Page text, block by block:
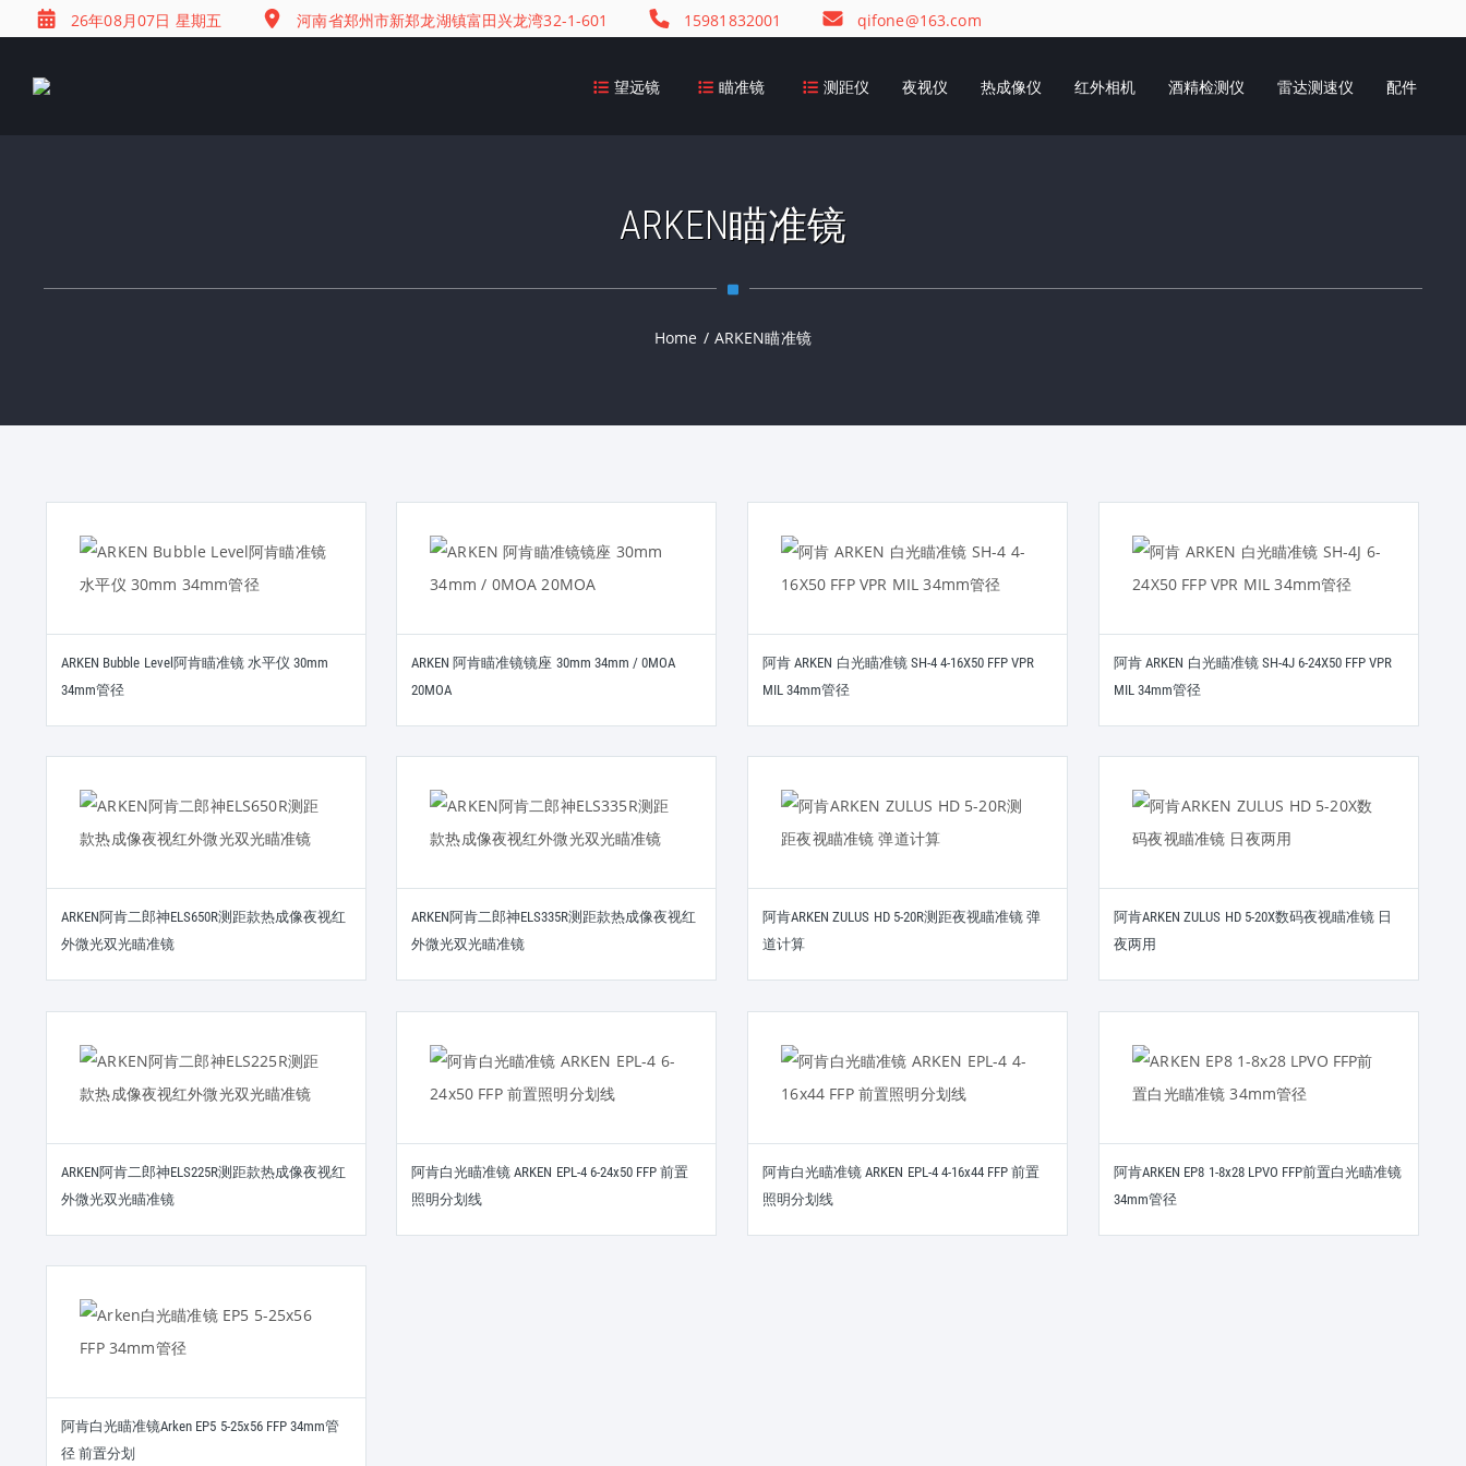
26年08月07日 星期五 河南省郑州市新郑龙湖镇富田兴龙湾32-1-601 15981832001 qifone@163.com
望远镜 瞄准镜 测距仪 夜视仪 热成像仪 红外相机 酒精检测仪 雷达测速仪 配件
ARKEN瞄准镜
Home / ARKEN瞄准镜
ARKEN Bubble Level阿肯瞄准镜 水平仪 30mm
34mm管径
ARKEN 阿肯瞄准镜镜座 30mm 34mm / 0MOA
20MOA
阿肯 ARKEN 白光瞄准镜 SH-4 4-16X50 FFP VPR
MIL 34mm管径
阿肯 ARKEN 白光瞄准镜 SH-4J 6-24X50 FFP VPR
MIL 34mm管径
ARKEN阿肯二郎神ELS650R测距款热成像夜视红
外微光双光瞄准镜
ARKEN阿肯二郎神ELS335R测距款热成像夜视红
外微光双光瞄准镜
阿肯ARKEN ZULUS HD 5-20R测距夜视瞄准镜 弹
道计算
阿肯ARKEN ZULUS HD 5-20X数码夜视瞄准镜 日
夜两用
ARKEN阿肯二郎神ELS225R测距款热成像夜视红
外微光双光瞄准镜
阿肯白光瞄准镜 ARKEN EPL-4 6-24x50 FFP 前置
照明分划线
阿肯白光瞄准镜 ARKEN EPL-4 4-16x44 FFP 前置
照明分划线
阿肯ARKEN EP8 1-8x28 LPVO FFP前置白光瞄准镜
34mm管径
阿肯白光瞄准镜Arken EP5 5-25x56 FFP 34mm管
径 前置分划